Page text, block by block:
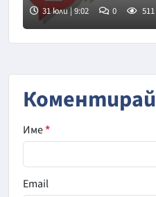
31 юли | 9:02 0 511
Коментирай
Име*
Email